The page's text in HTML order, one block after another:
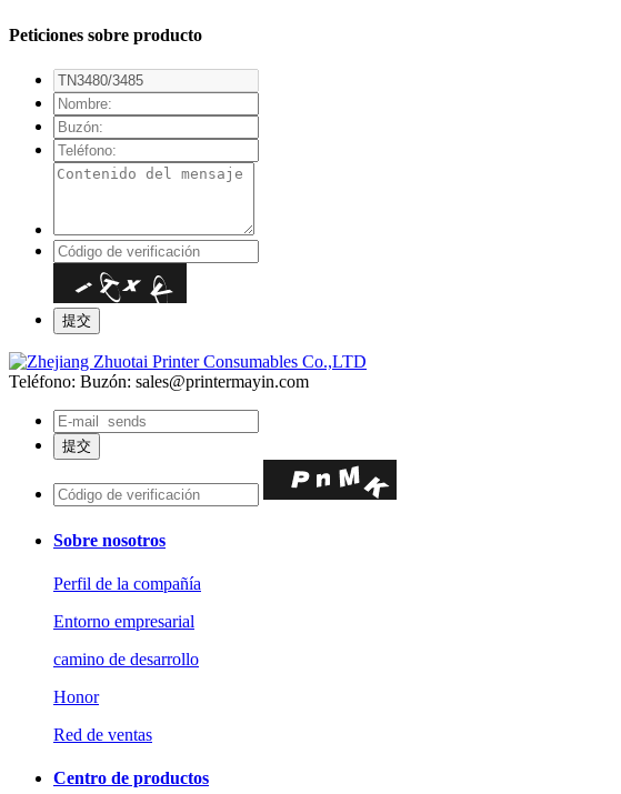
Peticiones sobre producto
Teléfono: Buzón: sales@printermayin.com
Sobre nosotros
Perfil de la compañía
Entorno empresarial
camino de desarrollo
Honor
Red de ventas
Centro de productos